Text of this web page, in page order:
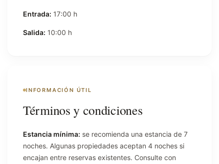
Entrada: 17:00 h
Salida: 10:00 h
INFORMACIÓN ÚTIL
Términos y condiciones
Estancia mínima: se recomienda una estancia de 7
noches. Algunas propiedades aceptan 4 noches si
encajan entre reservas existentes. Consulte con